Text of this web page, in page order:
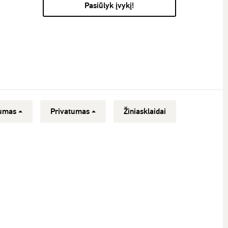
Pasiūlyk įvykį!
Privatumas Žiniasklaidai